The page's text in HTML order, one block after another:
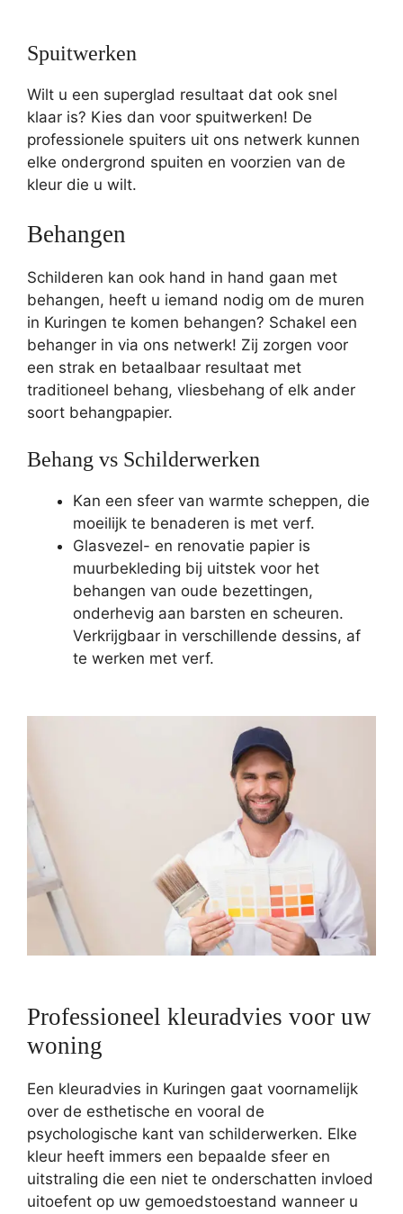
Spuitwerken
Wilt u een superglad resultaat dat ook snel
klaar is? Kies dan voor spuitwerken! De
professionele spuiters uit ons netwerk kunnen
elke ondergrond spuiten en voorzien van de
kleur die u wilt.
Behangen
Schilderen kan ook hand in hand gaan met
behangen, heeft u iemand nodig om de muren
in Kuringen te komen behangen? Schakel een
behanger in via ons netwerk! Zij zorgen voor
een strak en betaalbaar resultaat met
traditioneel behang, vliesbehang of elk ander
soort behangpapier.
Behang vs Schilderwerken
Kan een sfeer van warmte scheppen, die
moeilijk te benaderen is met verf.
Glasvezel- en renovatie papier is
muurbekleding bij uitstek voor het
behangen van oude bezettingen,
onderhevig aan barsten en scheuren.
Verkrijgbaar in verschillende dessins, af
te werken met verf.
Professioneel kleuradvies voor uw
woning
Een kleuradvies in Kuringen gaat voornamelijk
over de esthetische en vooral de
psychologische kant van schilderwerken. Elke
kleur heeft immers een bepaalde sfeer en
uitstraling die een niet te onderschatten invloed
uitoefent op uw gemoedstoestand wanneer u